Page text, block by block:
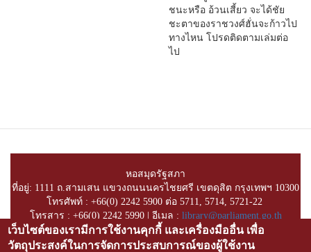
ชนะหรือ อ้วนเสี้ยว จะได้ชัย
ชะตาของราชวงศ์ฮั่นจะก้าวไป
ทางไหน โปรดติดตามเล่มต่อ
ไป
หอสมุดรัฐสภา
ที่อยู่: 1111 ถ.สามเสน แขวงถนนนครไชยศรี เขตดุสิต กรุงเทพฯ 10300
โทรศัพท์ : +66(0) 2242 5900 ต่อ 5711, 5714, 5721-22
โทรสาร : +66(0) 2242 5990 | อีเมล : library@parliament.go.th
สงวนลิขสิทธิ์ © พ.ศ. 2557-2564 โดย บริษัท โอเพ่นเซิร์ฟ จำกัด
เว็บไซต์ของเรามีการใช้งานคุกกี้ และเครื่องมืออื่น เพื่อ
วัตถุประสงค์ในการจัดการประสบการณ์ของผู้ใช้งาน